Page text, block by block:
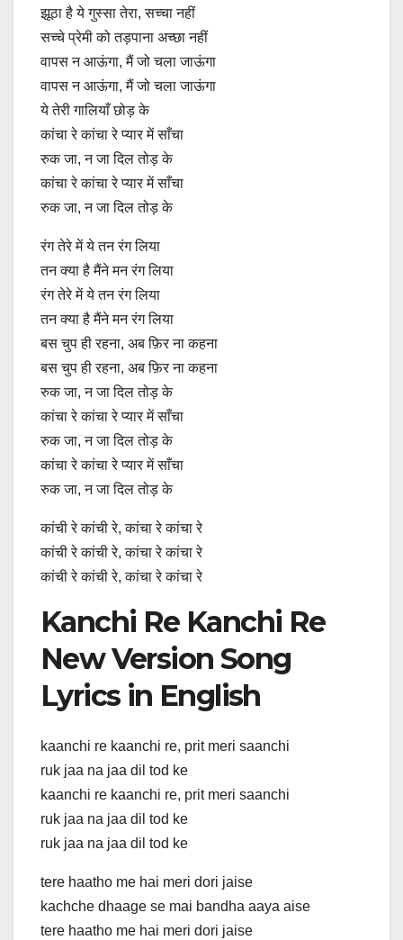
झूठा है ये गुस्सा तेरा, सच्चा नहीं
सच्चे प्रेमी को तड़पाना अच्छा नहीं
वापस न आऊंगा, मैं जो चला जाऊंगा
वापस न आऊंगा, मैं जो चला जाऊंगा
ये तेरी गालियाँ छोड़ के
कांचा रे कांचा रे प्यार में साँचा
रुक जा, न जा दिल तोड़ के
कांचा रे कांचा रे प्यार में साँचा
रुक जा, न जा दिल तोड़ के
रंग तेरे में ये तन रंग लिया
तन क्या है मैंने मन रंग लिया
रंग तेरे में ये तन रंग लिया
तन क्या है मैंने मन रंग लिया
बस चुप ही रहना, अब फ़िर ना कहना
बस चुप ही रहना, अब फ़िर ना कहना
रुक जा, न जा दिल तोड़ के
कांचा रे कांचा रे प्यार में साँचा
रुक जा, न जा दिल तोड़ के
कांचा रे कांचा रे प्यार में साँचा
रुक जा, न जा दिल तोड़ के
कांची रे कांची रे, कांचा रे कांचा रे
कांची रे कांची रे, कांचा रे कांचा रे
कांची रे कांची रे, कांचा रे कांचा रे
Kanchi Re Kanchi Re
New Version Song
Lyrics in English
kaanchi re kaanchi re, prit meri saanchi
ruk jaa na jaa dil tod ke
kaanchi re kaanchi re, prit meri saanchi
ruk jaa na jaa dil tod ke
ruk jaa na jaa dil tod ke
tere haatho me hai meri dori jaise
kachche dhaage se mai bandha aaya aise
tere haatho me hai meri dori jaise